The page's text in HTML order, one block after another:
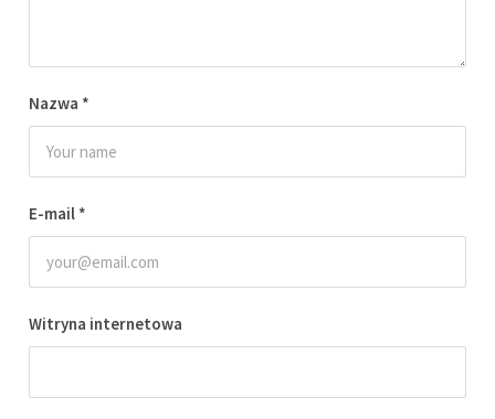
Nazwa *
E-mail *
Witryna internetowa